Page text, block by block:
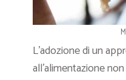
L’adozione di un
all’alimentazione